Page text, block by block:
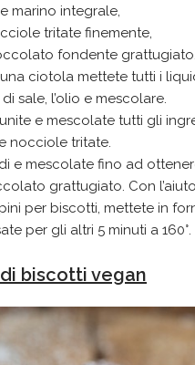
marino integrale,
tritate finemente,
fondente grattugiato.
una ciotola mettete tutti i
sale, l’olio e mescolare.
e mescolate tutti gli
nocciole tritate.
e mescolate fino ad
grattugiato. Con
per biscotti, mettete in
per gli altri 5 minuti a 160°.
biscotti vegan